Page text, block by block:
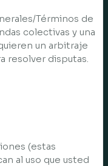
Términos de
colectivas y una
un arbitraje
resolver disputas.
(estas
al uso que usted